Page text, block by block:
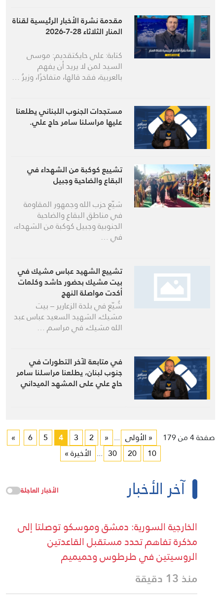
مقدمة نشرة الأخبار الرئيسية لقناة
المنار الثلاثاء 28-7-2026
كتابة: علي حايكتقديم: موسى
السيد لمن لا يريد أن يفهم
بالعربية، فقد قالها، متفاخرًا، وزيرُ …
مستجدات الجنوب اللبناني يطلعنا
عليها مراسلنا سامر حاج علي.
تشييع كوكبة من الشهداء في
البقاع والضاحية وجبيل
شيّع حزب الله وجمهور المقاومة
في مناطق البقاع والضاحية
الجنوبية وجبيل كوكبة من الشهداء،
في …
تشييع الشهيد عباس مشيك في
بيت مشيك بحضور حاشد وكلمات
أكدت مواصلة النهج
شُيّع في بلدة الزعارير – بيت
مشيك، الشهيد السعيد عباس عبد
الله مشيك، في مراسم …
في متابعة لآخر التطورات في
جنوب لبنان، يطلعنا مراسلنا سامر
حاج علي على المشهد الميداني
صفحة 4 من 179 « الأولى ...
«
2
3
4
5
6
»
10
20
30
... الأخيرة »
آخر الأخبار الأخبار العاجلة
الخارجية السورية: دمشق وموسكو توصلتا إلى
مذكرة تفاهم تحدد مستقبل القاعدتين
الروسيتين في طرطوس وحميميم
منذ 13 دقيقة